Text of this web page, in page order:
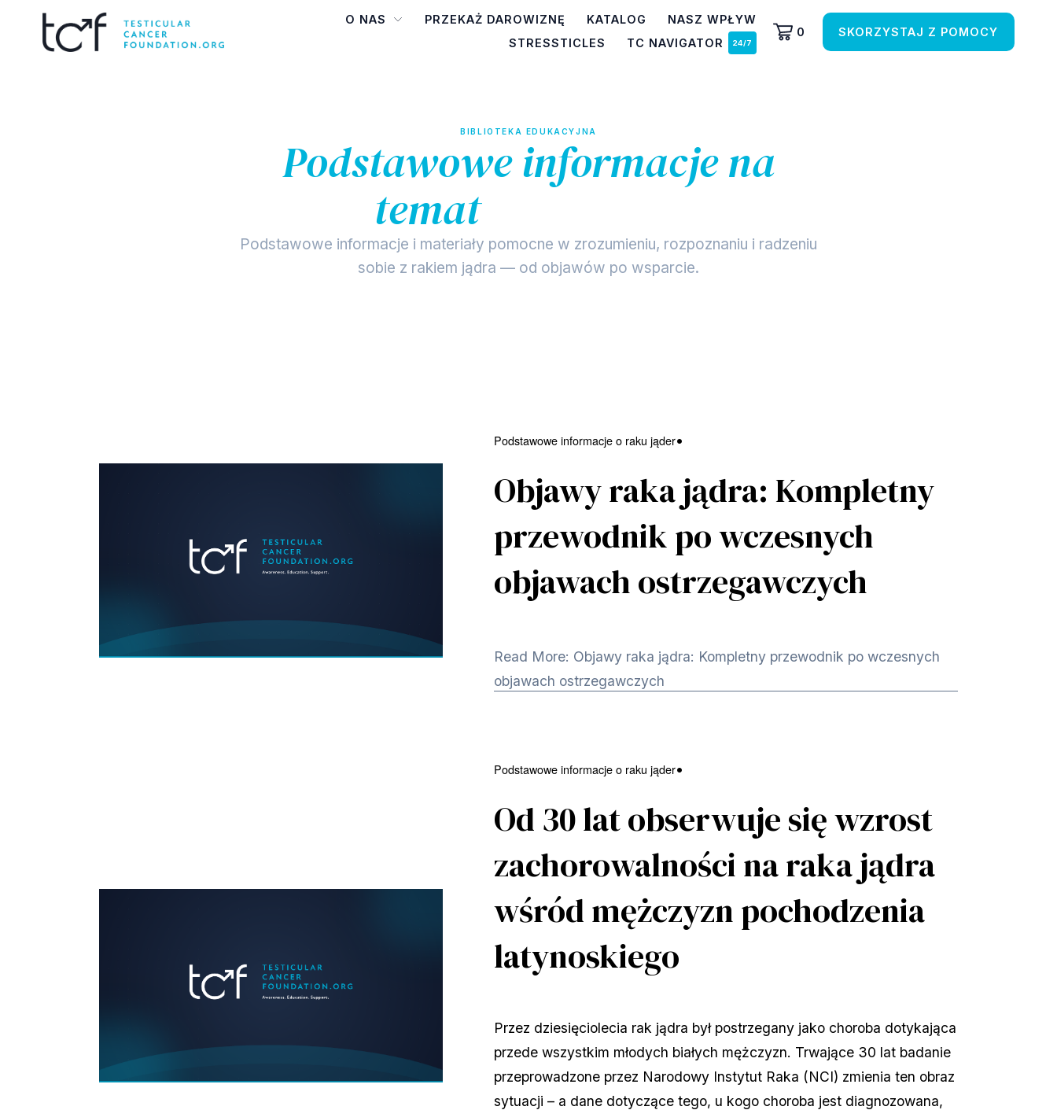
O NAS PRZEKAŻ DAROWIZNĘ KATALOG
NASZ WPŁYW
STRESSTICLES
TC NAVIGATOR
0 SKORZYSTAJ Z POMOCY
BIBLIOTEKA EDUKACYJNA
Podstawowe informacje na
tematraka jąder
Podstawowe informacje i materiały pomocne w zrozumieniu, rozpoznaniu i radzeniu
sobie z rakiem jądra — od objawów po wsparcie.
Podstawowe informacje o raku jąder
Objawy raka jądra: Kompletny
przewodnik po wczesnych
objawach ostrzegawczych
Read More: Objawy raka jądra: Kompletny przewodnik po wczesnych
objawach ostrzegawczych
Podstawowe informacje o raku jąder
Od 30 lat obserwuje się wzrost
zachorowalności na raka jądra
wśród mężczyzn pochodzenia
latynoskiego
Przez dziesięciolecia rak jądra był postrzegany jako choroba dotykająca
przede wszystkim młodych białych mężczyzn. Trwające 30 lat badanie
przeprowadzone przez Narodowy Instytut Raka (NCI) zmienia ten obraz
sytuacji – a dane dotyczące tego, u kogo choroba jest diagnozowana,